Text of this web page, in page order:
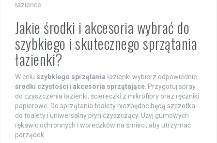
łazience.
Jakie środki i akcesoria wybrać do
szybkiego i skutecznego sprzątania
łazienki?
W celu szybkiego sprzątania łazienki wybierz odpowiednie
środki czystości i akcesoria sprzątające. Przygotuj spray
do czyszczenia łazienki, ściereczki z mikrofibry oraz ręczniki
papierowe. Do sprzątania toalety niezbędne będą szczotka
do toalety i uniwersalny płyn czyszczący. Użyj gumowych
rękawic ochronnych i woreczków na śmieci, aby utrzymać
porządek.